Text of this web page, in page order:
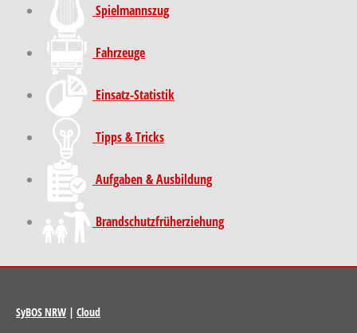
Spielmannszug
Fahrzeuge
Einsatz-Statistik
Tipps & Tricks
Aufgaben & Ausbildung
Brand­schutz­früh­erziehung
SyBOS NRW | Cloud